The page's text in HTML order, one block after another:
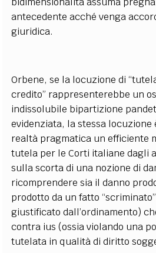
antecedente acché venga
giuridica.
Orbene, se la locuzione di
credito” rappresenterebbe un
indissolubile bipartizione
evidenziata, la stessa locuzione
realtà pragmatica un efficiente
tutela per le Corti italiane dagli
sulla scorta di una nozione di
ricomprendere sia il danno
prodotto da un fatto
giustificato dall’ordinamento)
contra ius (ossia violando una
tutelata in qualità di diritto